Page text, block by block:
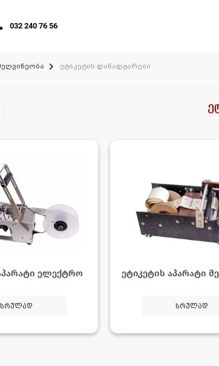
032 240 76 56
ეტიკეტის დანადგარები
ელექტრო
სრულად
ეტიკეტის აპარატი
სრულად